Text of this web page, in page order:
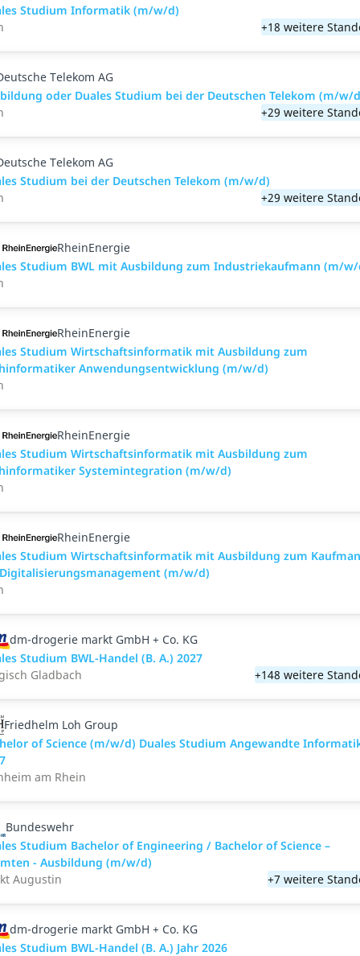
Studium Informatik (m/w/d)
+18 weitere
Telekom AG
oder Duales Studium bei der Deutschen Telekom (m/w/
+29 weitere
Telekom AG
Studium bei der Deutschen Telekom (m/w/d)
+29 weitere
RheinEnergie
Studium BWL mit Ausbildung zum Industriekaufmann (m/
RheinEnergie
Studium Wirtschaftsinformatik mit Ausbildung zum
Anwendungsentwicklung (m/w/d)
RheinEnergie
Studium Wirtschaftsinformatik mit Ausbildung zum
Systemintegration (m/w/d)
RheinEnergie
Studium Wirtschaftsinformatik mit Ausbildung zum
(m/w/d)
dm-drogerie markt GmbH + Co. KG
Studium BWL-Handel (B. A.) 2027
Gladbach
+148 weitere
Friedhelm Loh Group
of Science (m/w/d) Duales Studium Angewandte
am Rhein
Bundeswehr
Studium Bachelor of Engineering / Bachelor of Science –
- Ausbildung (m/w/d)
Augustin
+7 weitere
dm-drogerie markt GmbH + Co. KG
Studium BWL-Handel (B. A.) Jahr 2026